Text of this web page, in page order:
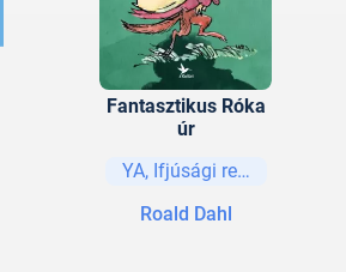
Fantasztikus Róka
úr
YA, Ifjúsági regények és
Roald Dahl